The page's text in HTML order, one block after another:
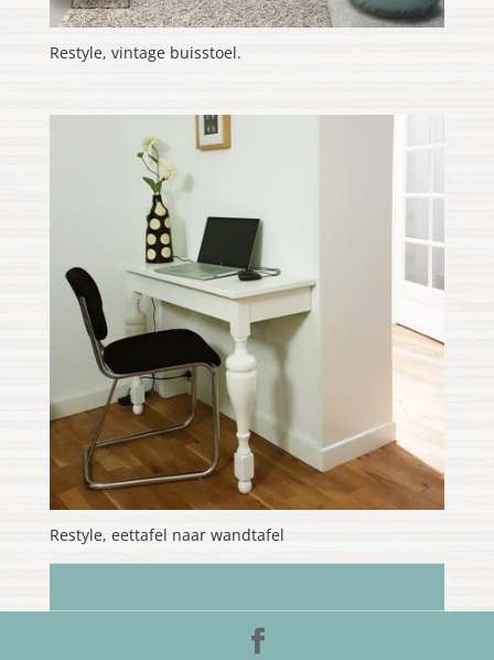
Restyle, vintage buisstoel.
Restyle, eettafel naar wandtafel